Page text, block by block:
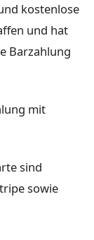
kostenlose
und hat
Barzahlung
mit
sind
sowie